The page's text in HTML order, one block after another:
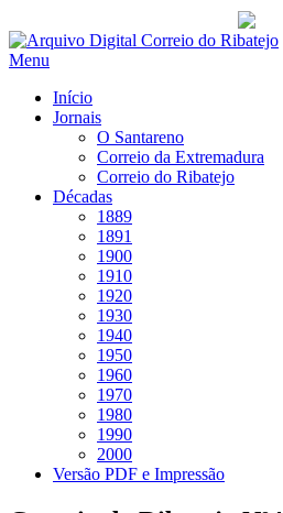
Saltar
para
Menu
Início
Jornais
O Santareno
Correio da Extremadura
Correio do Ribatejo
Décadas
1889
1891
1900
1910
1920
1930
1940
1950
1960
1970
1980
1990
2000
Versão PDF e Impressão